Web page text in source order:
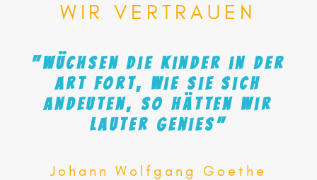
WIR VERTRAUEN
"Wüchsen die Kinder in der
Art fort, wie sie sich
andeuten, so hätten wir
lauter Genies"
Johann Wolfgang Goethe